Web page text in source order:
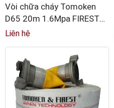
Vòi chữa cháy Tomoken
D65 20m 1.6Mpa FIREST
kèm khớp nối GOST
Liên hệ